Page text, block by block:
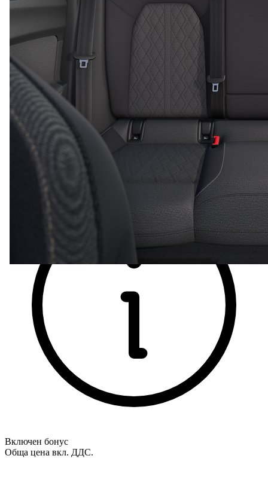
Включен бонус
Обща цена вкл. ДДС.